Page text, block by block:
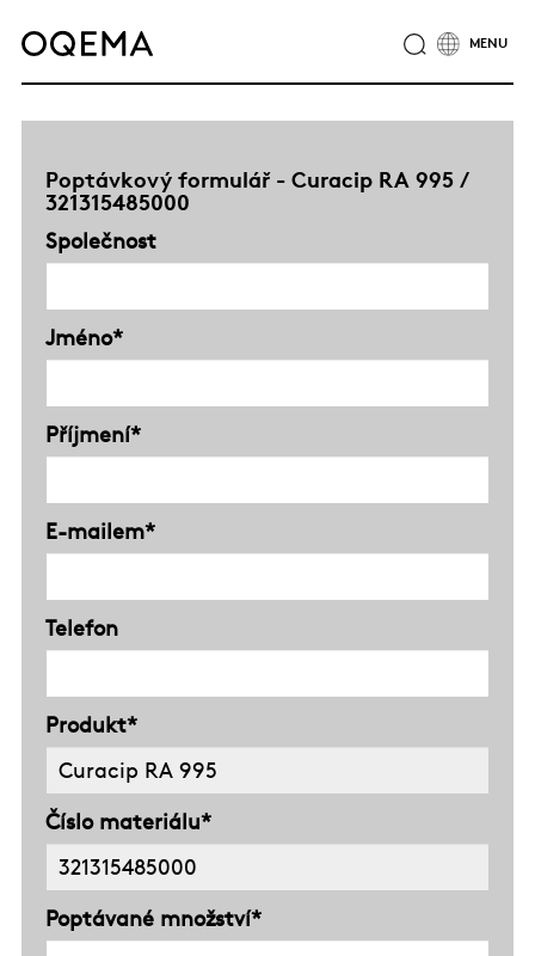
O NÁS
SLUŽBY
KATALOG PRODUKTŮ
NOVINKY
KONTAKTY
Poptávkový formulář - Curacip RA 995 /
321315485000
Společnost
Jméno*
Příjmení*
E-mailem*
Telefon
Produkt*
Číslo materiálu*
Poptávané množství*